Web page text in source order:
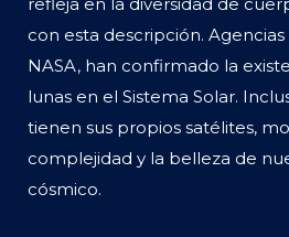
con esta descripción.
NASA, han confirmado la
lunas en el Sistema Solar.
tienen sus propios satélites,
complejidad y la belleza de
cósmico.